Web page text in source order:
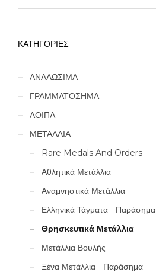
ΚΑΤΗΓΟΡΙΕΣ
ΑΝΑΛΩΣΙΜΑ
ΓΡΑΜΜΑΤΟΣΗΜΑ
ΛΟΙΠΑ
ΜΕΤΑΛΛΙΑ
Rare Medals And Orders
Αθλητικά Μετάλλια
Αναμνηστικά Μετάλλια
Ελληνικά Τάγματα - Παράσημα
Θρησκευτικά Μετάλλια
Μετάλλια Βουλής
Ξένα Μετάλλια - Παράσημα